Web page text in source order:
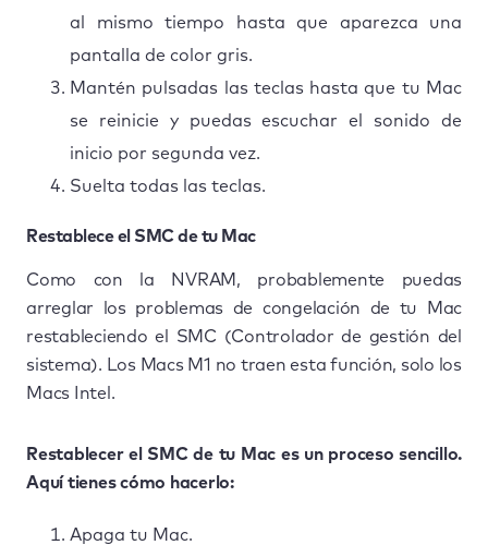
al mismo tiempo hasta que aparezca una
pantalla de color gris.
Mantén pulsadas las teclas hasta que tu Mac
se reinicie y puedas escuchar el sonido de
inicio por segunda vez.
Suelta todas las teclas.
Restablece el SMC de tu Mac
Como con la NVRAM, probablemente puedas
arreglar los problemas de congelación de tu Mac
restableciendo el SMC (Controlador de gestión del
sistema). Los Macs M1 no traen esta función, solo los
Macs Intel.
Restablecer el SMC de tu Mac es un proceso sencillo.
Aquí tienes cómo hacerlo:
Apaga tu Mac.